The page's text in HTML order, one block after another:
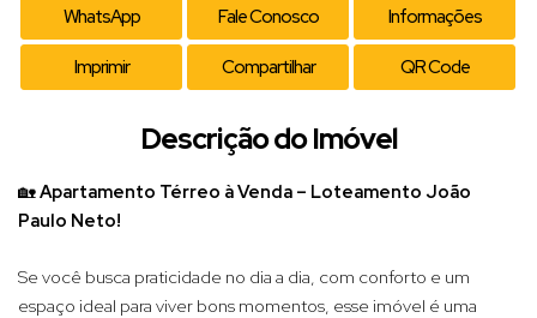
WhatsApp Fale Conosco Informações
Imprimir Compartilhar QR Code
Descrição do Imóvel
🏡Apartamento Térreo à Venda – Loteamento João
Paulo Neto!
Se você busca praticidade no dia a dia, com conforto e um
espaço ideal para viver bons momentos, esse imóvel é uma